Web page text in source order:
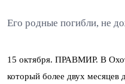
Его родные погибли, не
15 октября. ПРАВМИР. В
который более двух месяцев